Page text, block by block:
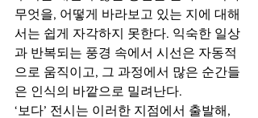
무엇을, 어떻게 바라보고 있는 지에 대해
서는 쉽게 자각하지 못한다. 익숙한 일상
과 반복되는 풍경 속에서 시선은 자동적
으로 움직이고, 그 과정에서 많은 순간들
은 인식의 바깥으로 밀려난다.
‘보다’ 전시는 이러한 지점에서 출발해,